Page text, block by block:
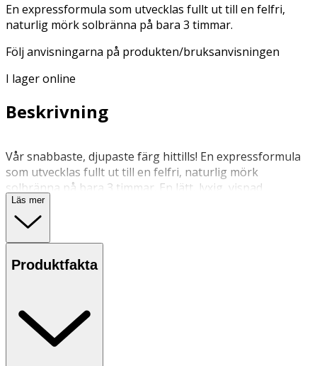
En expressformula som utvecklas fullt ut till en felfri,
naturlig mörk solbränna på bara 3 timmar.
Följ anvisningarna på produkten/bruksanvisningen
I lager online
Beskrivning
Vår snabbaste, djupaste färg hittills! En expressformula
som utvecklas fullt ut till en felfri, naturlig mörk
solbränna på bara 3 timmar. En lätt, lyxig, vispad
moussetextur med en tonad guidefärg för en omedelbar
naturlig look. Lätt att applicera jämnt och torkar snabbt.
och skölj helt enkelt av efter 3 timmar.
Skaka väl före användning. Använd en
appliceringshandske och applicera moussen på önskade
områden med cirkulära rörelser, blanda samtidigt för att
Läs mer
Produktfakta